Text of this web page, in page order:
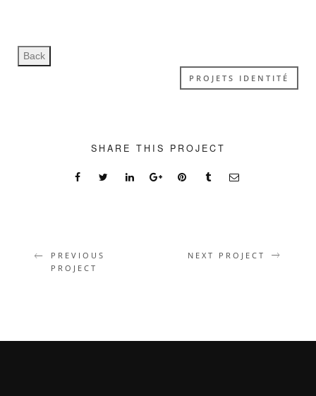
PROJETS IDENTITÉ
SHARE THIS PROJECT
PREVIOUS
PROJECT
NEXT PROJECT